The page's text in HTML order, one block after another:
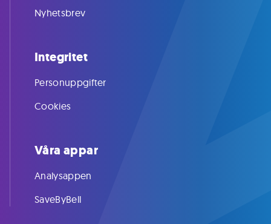
Nyhetsbrev
Integritet
Personuppgifter
Cookies
Våra appar
Analysappen
SaveByBell